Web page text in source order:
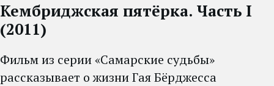
Кембриджская пятёрка. Часть I
(2011)
Фильм из серии «Самарские судьбы»
рассказывает о жизни Гая Бёрджесса